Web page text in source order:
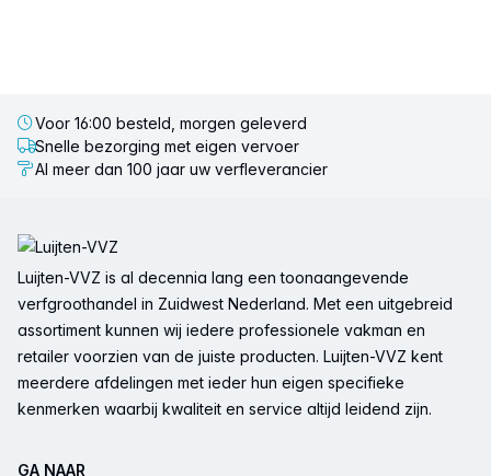
Voor 16:00 besteld, morgen geleverd
Snelle bezorging met eigen vervoer
Al meer dan 100 jaar uw verfleverancier
Luijten-VVZ is al decennia lang een toonaangevende
verfgroothandel in Zuidwest Nederland. Met een uitgebreid
assortiment kunnen wij iedere professionele vakman en
retailer voorzien van de juiste producten. Luijten-VVZ kent
meerdere afdelingen met ieder hun eigen specifieke
kenmerken waarbij kwaliteit en service altijd leidend zijn.
GA NAAR